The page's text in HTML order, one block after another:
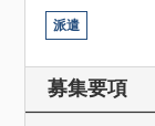
派遣
募集要項